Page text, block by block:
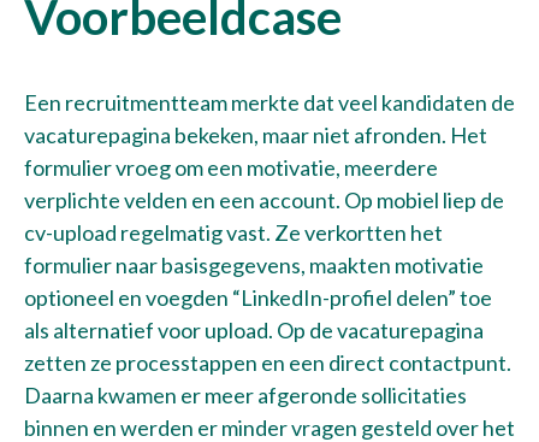
Voorbeeldcase
Een recruitmentteam merkte dat veel kandidaten de
vacaturepagina bekeken, maar niet afronden. Het
formulier vroeg om een motivatie, meerdere
verplichte velden en een account. Op mobiel liep de
cv-upload regelmatig vast. Ze verkortten het
formulier naar basisgegevens, maakten motivatie
optioneel en voegden “LinkedIn-profiel delen” toe
als alternatief voor upload. Op de vacaturepagina
zetten ze processtappen en een direct contactpunt.
Daarna kwamen er meer afgeronde sollicitaties
binnen en werden er minder vragen gesteld over het